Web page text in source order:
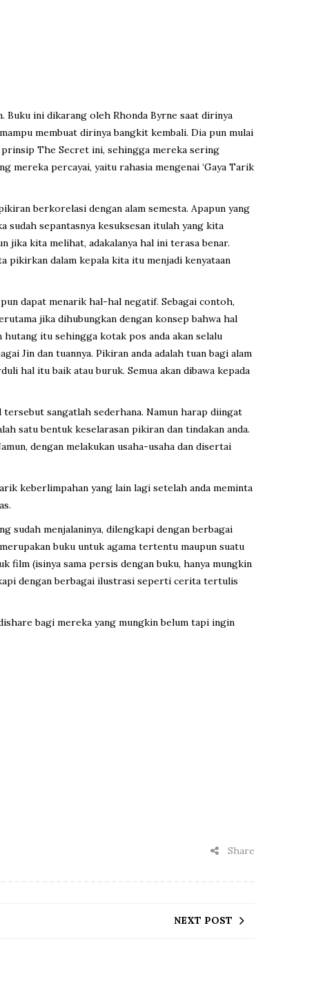
Buku ini dikarang oleh Rhonda Byrne saat dirinya
membuat dirinya bangkit kembali. Dia pun mulai
prinsip The Secret ini, sehingga mereka sering
mereka percayai, yaitu rahasia mengenai ‘Gaya Tarik
berkorelasi dengan alam semesta. Apapun yang
sepantasnya kesuksesan itulah yang kita
jika kita melihat, adakalanya hal ini terasa benar.
pikirkan dalam kepala kita itu menjadi kenyataan
dapat menarik hal-hal negatif. Sebagai contoh,
jika dihubungkan dengan konsep bahwa hal
itu sehingga kotak pos anda akan selalu
Jin dan tuannya. Pikiran anda adalah tuan bagi alam
hal itu baik atau buruk. Semua akan dibawa kepada
tersebut sangatlah sederhana. Namun harap diingat
satu bentuk keselarasan pikiran dan tindakan anda.
dengan melakukan usaha-usaha dan disertai
keberlimpahan yang lain lagi setelah anda meminta
sudah menjalaninya, dilengkapi dengan berbagai
buku untuk agama tertentu maupun suatu
film (isinya sama persis dengan buku, hanya mungkin
dengan berbagai ilustrasi seperti cerita tertulis
bagi mereka yang mungkin belum tapi ingin
Share
NEXT POST